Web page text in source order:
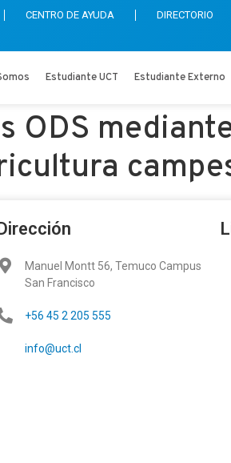
CENTRO DE AYUDA DIRECTORIO
Estudiante UCT Estudiante Externo
ODS
Manuel Montt 56, Temuco Campus
San Francisco
+56 45 2 205 555
info@uct.cl